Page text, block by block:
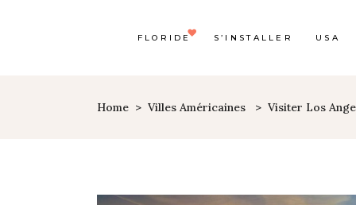
FLORIDE S’INSTALLER USA
Home > Villes Américaines > Visiter Los